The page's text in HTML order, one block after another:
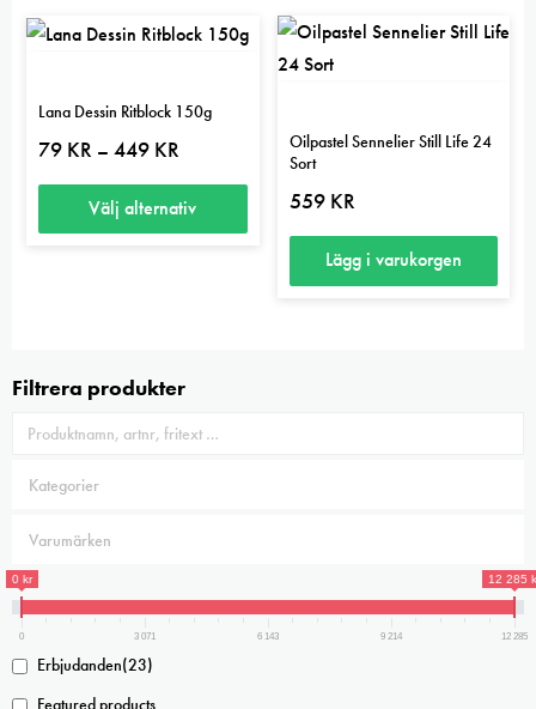
Lana Dessin Ritblock 150g
79 KR – 449 KR
till
449 kr
Välj alternativ
flera
De
olika
kan
väljas
på
produktsidan
Oilpastel Sennelier Still Life 24
Sort
559 KR
Lägg i varukorgen
Filtrera produkter
0 kr 12 285
0 3 071 6 143 9 214 12 285
Erbjudanden(23)
Featured products